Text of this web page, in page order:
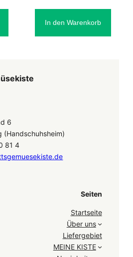
In den Warenkorb
6
(Handschuhsheim)
81 4
Seiten
Startseite
Über uns
Liefergebiet
MEINE KISTE